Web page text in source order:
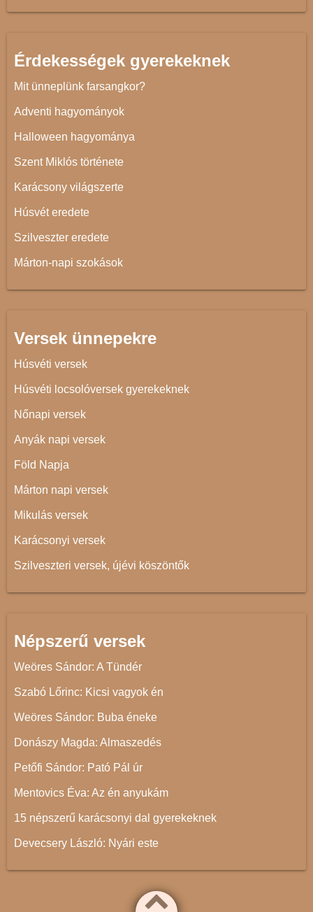
Érdekességek gyerekeknek
Mit ünneplünk farsangkor?
Adventi hagyományok
Halloween hagyománya
Szent Miklós története
Karácsony világszerte
Húsvét eredete
Szilveszter eredete
Márton-napi szokások
Versek ünnepekre
Húsvéti versek
Húsvéti locsolóversek gyerekeknek
Nőnapi versek
Anyák napi versek
Föld Napja
Márton napi versek
Mikulás versek
Karácsonyi versek
Szilveszteri versek, újévi köszöntők
Népszerű versek
Weöres Sándor: A Tündér
Szabó Lőrinc: Kicsi vagyok én
Weöres Sándor: Buba éneke
Donászy Magda: Almaszedés
Petőfi Sándor: Pató Pál úr
Mentovics Éva: Az én anyukám
15 népszerű karácsonyi dal gyerekeknek
Devecsery László: Nyári este